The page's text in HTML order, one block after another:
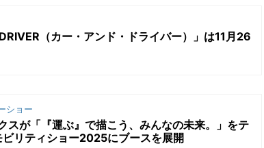
（カー・アンド・ドライバー）」は11月26
ショー
スが「『運ぶ』で描こう、みんなの未来。」をテ
リティショー2025にブースを展開